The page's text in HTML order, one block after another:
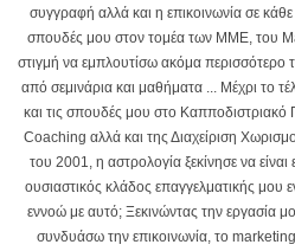
συγγραφή αλλά και η επικοινωνία σε
σπουδές μου στον τομέα των ΜΜΕ, του
στιγμή να εμπλουτίσω ακόμα περισσότερο
από σεμινάρια και μαθήματα ... Μέχρι το
και τις σπουδές μου στο Καπποδιστριακό
Coaching αλλά και της Διαχείριση
του 2001, η αστρολογία ξεκίνησε να
ουσιαστικός κλάδος επαγγελματικής μου
εννοώ με αυτό; Ξεκινώντας την εργασία
συνδυάσω την επικοινωνία, το